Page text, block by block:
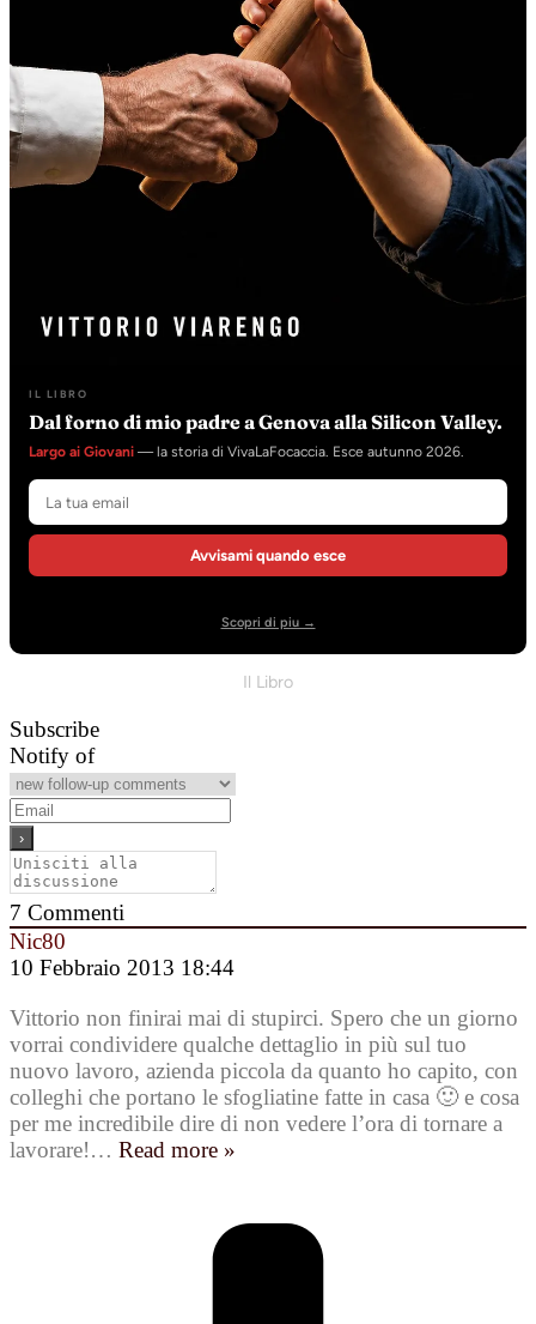
IL LIBRO
Dal forno di mio padre a Genova alla Silicon Valley.
Largo ai Giovani — la storia di VivaLaFocaccia. Esce autunno 2026.
Avvisami quando esce
Scopri di piu →
Il Libro
Subscribe
Notify of
7 Commenti
Nic80
10 Febbraio 2013 18:44
Vittorio non finirai mai di stupirci. Spero che un giorno
vorrai condividere qualche dettaglio in più sul tuo
nuovo lavoro, azienda piccola da quanto ho capito, con
colleghi che portano le sfogliatine fatte in casa 🙂 e cosa
per me incredibile dire di non vedere l’ora di tornare a
lavorare!… Read more »